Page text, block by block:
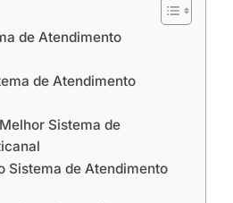
de Atendimento
de Atendimento
Sistema de
Sistema de Atendimento